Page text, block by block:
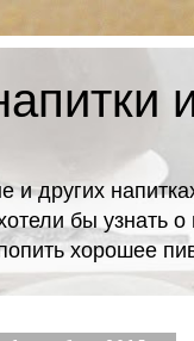
и других
бы узнать
хорошее